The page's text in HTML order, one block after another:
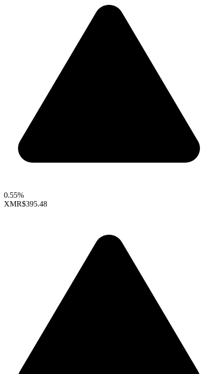
0.55%
XMR$395.48